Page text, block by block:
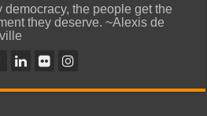
democracy, the people get the
they deserve. ~Alexis de